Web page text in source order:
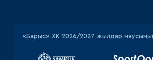
«‎Барыс»‎ ХК 2026/2027 жылдар